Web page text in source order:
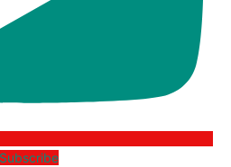
Subscribe